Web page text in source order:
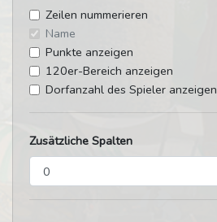
Zeilen nummerieren
Name
Punkte anzeigen
120er-Bereich anzeigen
Dorfanzahl des Spieler anzeigen
Zusätzliche Spalten